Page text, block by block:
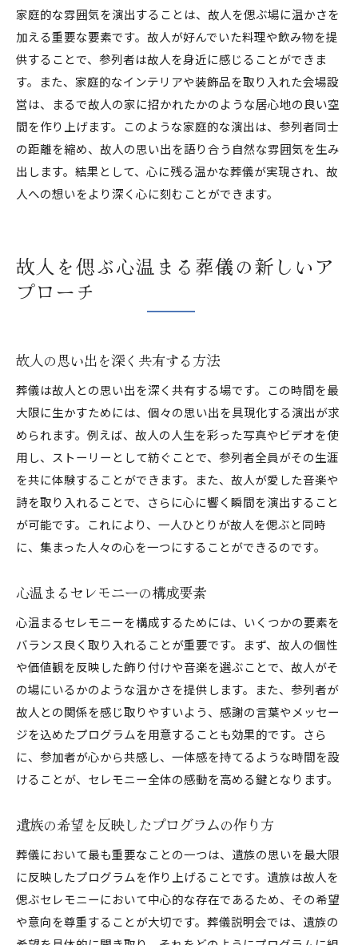
家庭的な雰囲気を演出することは、故人を偲ぶ場に温かさを
加える重要な要素です。故人が好んでいた料理や飲み物を提
供することで、参列者は故人を身近に感じることができま
す。また、家庭的なインテリアや装飾品を取り入れた会場設
営は、まるで故人の家に招かれたかのような居心地の良い空
間を作り上げます。このような家庭的な演出は、参列者同士
の距離を縮め、故人の思い出を語り合う自然な雰囲気を生み
出します。結果として、心に残る温かな葬儀が実現され、故
人への想いをより深く心に刻むことができます。
故人を偲ぶ心温まる葬儀の新しいア
プローチ
故人の思い出を深く共有する方法
葬儀は故人との思い出を深く共有する場です。この時間を最
大限に生かすためには、個々の思い出を具現化する演出が求
められます。例えば、故人の人生を彩った写真やビデオを使
用し、ストーリーとして紡ぐことで、参列者全員がその生涯
を共に体験することができます。また、故人が愛した音楽や
詩を取り入れることで、さらに心に響く瞬間を演出すること
が可能です。これにより、一人ひとりが故人を偲ぶと同時
に、集まった人々の心を一つにすることができるのです。
心温まるセレモニーの構成要素
心温まるセレモニーを構成するためには、いくつかの要素を
バランス良く取り入れることが重要です。まず、故人の個性
や価値観を反映した飾り付けや音楽を選ぶことで、故人がそ
の場にいるかのような温かさを提供します。また、参列者が
故人との関係を感じ取りやすいよう、感謝の言葉やメッセー
ジを込めたプログラムを用意することも効果的です。さら
に、参加者が心から共感し、一体感を持てるような時間を設
けることが、セレモニー全体の感動を高める鍵となります。
遺族の希望を反映したプログラムの作り方
葬儀において最も重要なことの一つは、遺族の思いを最大限
に反映したプログラムを作り上げることです。遺族は故人を
偲ぶセレモニーにおいて中心的な存在であるため、その希望
や意向を尊重することが大切です。葬儀説明会では、遺族の